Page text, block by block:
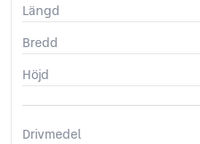
Längd
Bredd
Höjd
Drivmedel